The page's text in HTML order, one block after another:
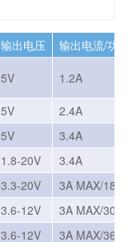
输出电压 输出电流/功率
5V 1.2A
5V
2.4A
5V
3.4A
1.8-20V
3.4A
3.3-20V
3A MAX/18W
3.6-12V
3A MAX/30W
3.6-12V 3A MAX/36W